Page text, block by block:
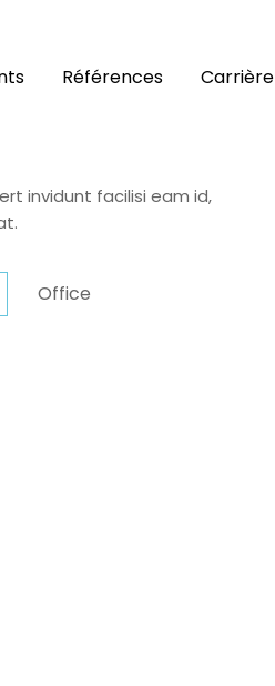
Références Carrière
invidunt facilisi eam id,
Office